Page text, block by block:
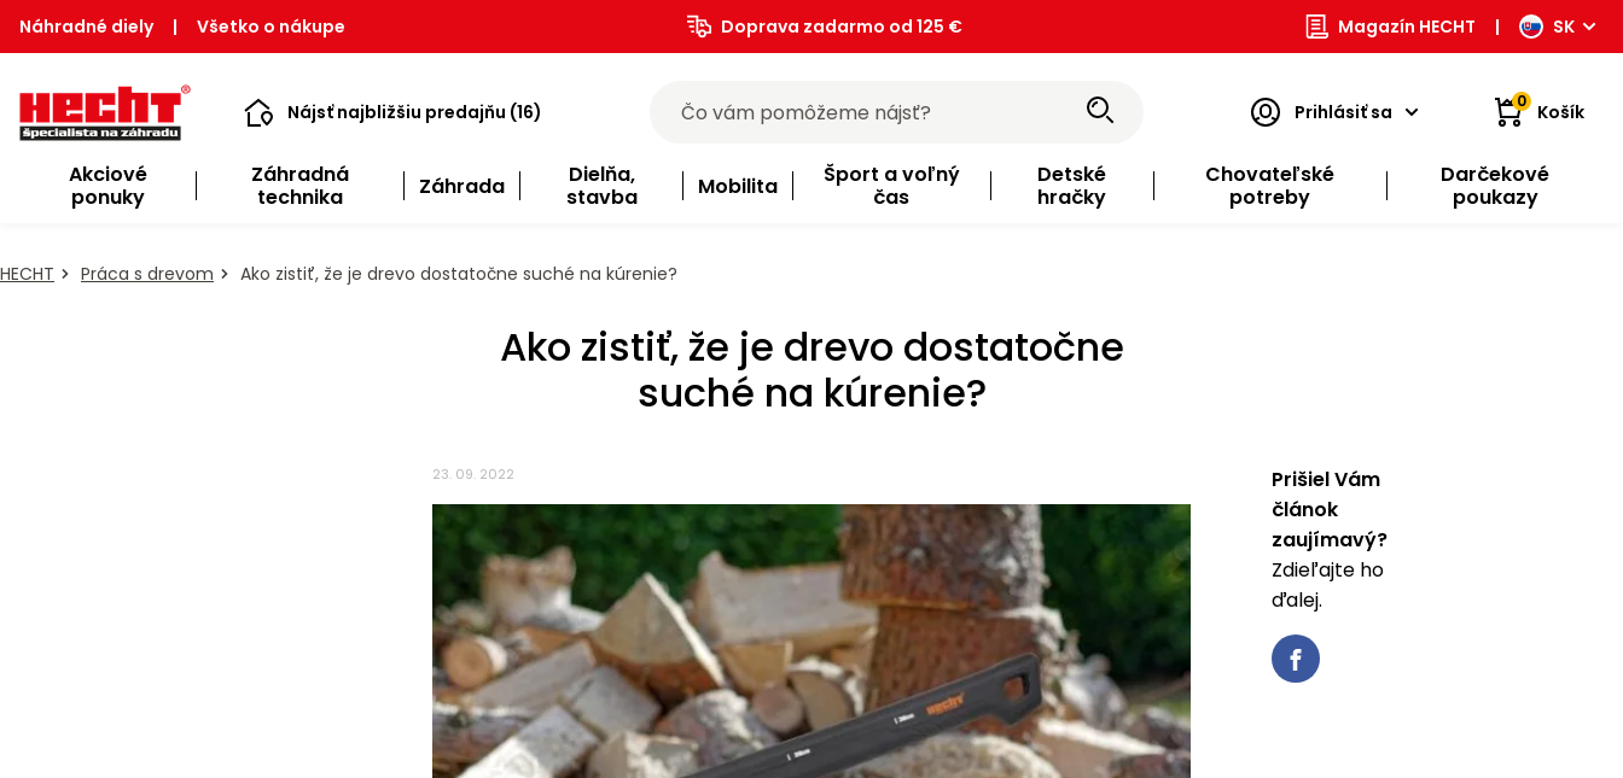
Náhradné diely | Všetko o nákupe Doprava zadarmo od 125 € Magazín HECHT | SK
Nájsť najbližšiu predajňu (16) Prihlásiť sa 0 Košík
Akciové
ponuky
Záhradná
technika
Záhrada
Dielňa,
stavba
Mobilita
Šport a voľný
čas
Detské
hračky
Chovateľské
potreby
Darčekové
poukazy
HECHT Práca s drevom Ako zistiť, že je drevo dostatočne suché na kúrenie?
Ako zistiť, že je drevo dostatočne
suché na kúrenie?
23. 09. 2022
Prišiel Vám
článok
zaujímavý?
Zdieľajte ho
ďalej.